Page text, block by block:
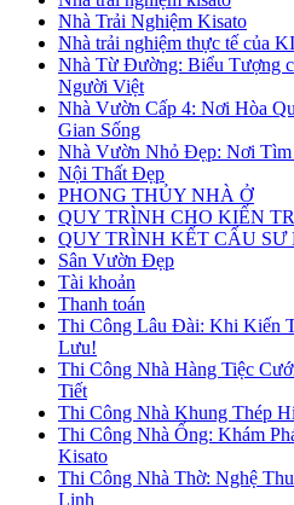
Nhà Trải Nghiệm Kisato
Nhà trải nghiệm thực tế của
Nhà Từ Đường: Biểu Tượng
Người Việt
Nhà Vườn Cấp 4: Nơi Hòa
Gian Sống
Nhà Vườn Nhỏ Đẹp: Nơi Tìm
Nội Thất Đẹp
PHONG THỦY NHÀ Ở
QUY TRÌNH CHO KIẾN
QUY TRÌNH KẾT CẤU SƯ
Sân Vườn Đẹp
Tài khoản
Thanh toán
Thi Công Lâu Đài: Khi Kiến
Lưu!
Thi Công Nhà Hàng Tiệc
Tiết
Thi Công Nhà Khung Thép
Thi Công Nhà Ống: Khám
Kisato
Thi Công Nhà Thờ: Nghệ
Linh